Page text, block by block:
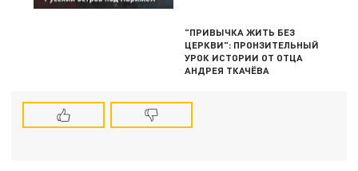
"ПРИВЫЧКА ЖИТЬ БЕЗ
ЦЕРКВИ": ПРОНЗИТЕЛЬНЫЙ
УРОК ИСТОРИИ ОТ ОТЦА
АНДРЕЯ ТКАЧЁВА